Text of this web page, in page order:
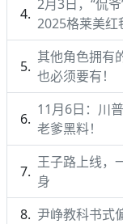
2月3日，“侃
2025格莱美
其他角色拥有
也必须要有！
11月6日：川
老爹黑料！
王子路上线，
身
尹峥教科书式